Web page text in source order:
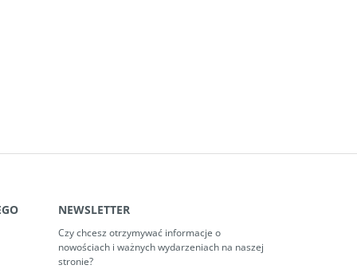
NEWSLETTER
Czy chcesz otrzymywać informacje o
nowościach i ważnych wydarzeniach na naszej
stronie?